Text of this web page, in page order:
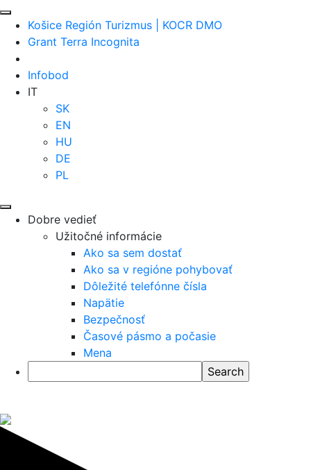
Košice Región Turizmus | KOCR DMO
Grant Terra Incognita
Infobod
IT
SK
EN
HU
DE
PL
Dobre vedieť
Užitočné informácie
Ako sa sem dostať
Ako sa v regióne pohybovať
Dôležité telefónne čísla
Napätie
Bezpečnosť
Časové pásmo a počasie
Mena